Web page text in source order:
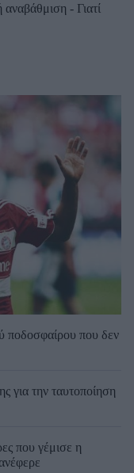
- Γιατί
ποδοσφαίρου που δεν
για την ταυτοποίηση
που γέμισε η